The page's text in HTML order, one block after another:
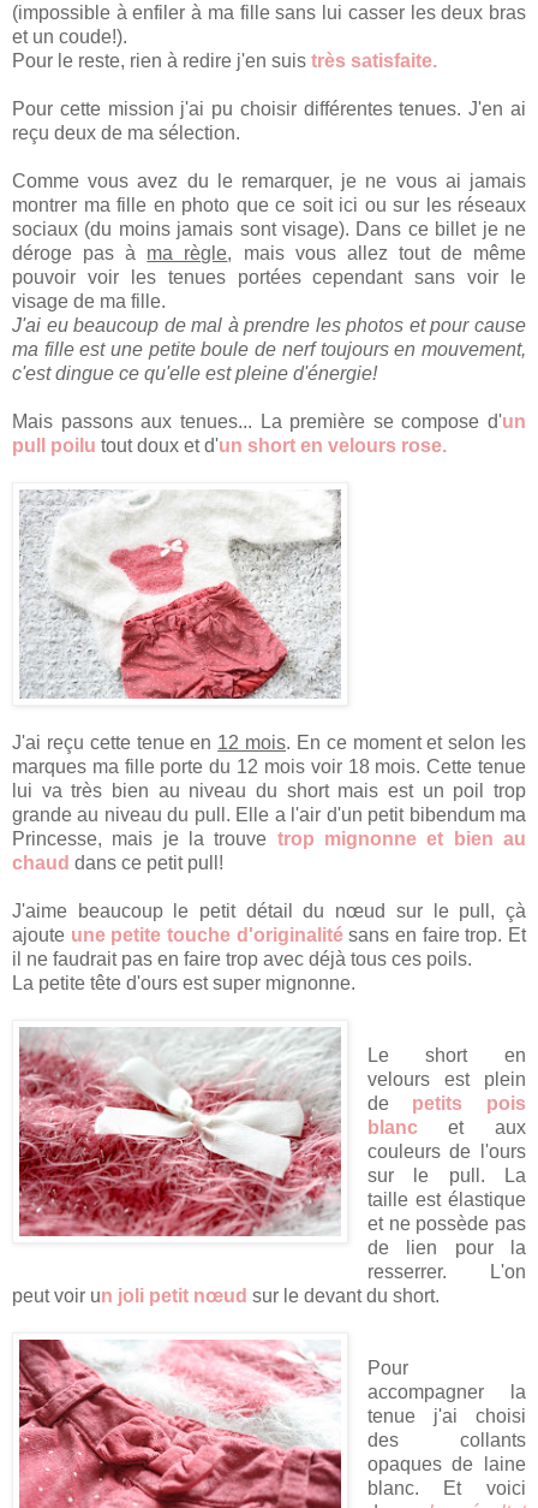
(impossible à enfiler à ma fille sans lui casser les deux bras
et un coude!).
Pour le reste, rien à redire j'en suis très satisfaite.
Pour cette mission j'ai pu choisir différentes tenues. J'en ai
reçu deux de ma sélection.
Comme vous avez du le remarquer, je ne vous ai jamais
montrer ma fille en photo que ce soit ici ou sur les réseaux
sociaux (du moins jamais sont visage). Dans ce billet je ne
déroge pas à ma règle, mais vous allez tout de même
pouvoir voir les tenues portées cependant sans voir le
visage de ma fille.
J'ai eu beaucoup de mal à prendre les photos et pour cause
ma fille est une petite boule de nerf toujours en mouvement,
c'est dingue ce qu'elle est pleine d'énergie!
Mais passons aux tenues... La première se compose d'un
pull poilu tout doux et d'un short en velours rose.
J'ai reçu cette tenue en 12 mois. En ce moment et selon les
marques ma fille porte du 12 mois voir 18 mois. Cette tenue
lui va très bien au niveau du short mais est un poil trop
grande au niveau du pull. Elle a l'air d'un petit bibendum ma
Princesse, mais je la trouve trop mignonne et bien au
chaud dans ce petit pull!
J'aime beaucoup le petit détail du nœud sur le pull, çà
ajoute une petite touche d'originalitésans en faire trop. Et
il ne faudrait pas en faire trop avec déjà tous ces poils.
La petite tête d'ours est super mignonne.
Le short en
velours est plein
de petits pois
blancet aux
couleurs de l'ours
sur le pull. La
taille est élastique
et ne possède pas
de lien pour la
resserrer. L'on
peut voir un joli petit nœud sur le devant du short.
Pour
accompagner la
tenue j'ai choisi
des collants
opaques de laine
blanc. Et voici